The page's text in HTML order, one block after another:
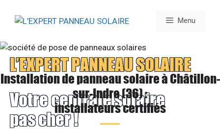
Menu
L’EXPERT PANNEAU SOLAIRE
Votre centrale solaire
pas cher !
Installation de panneau solaire à Châtillon-
sur-Indre (36) :
installateurs certifiés